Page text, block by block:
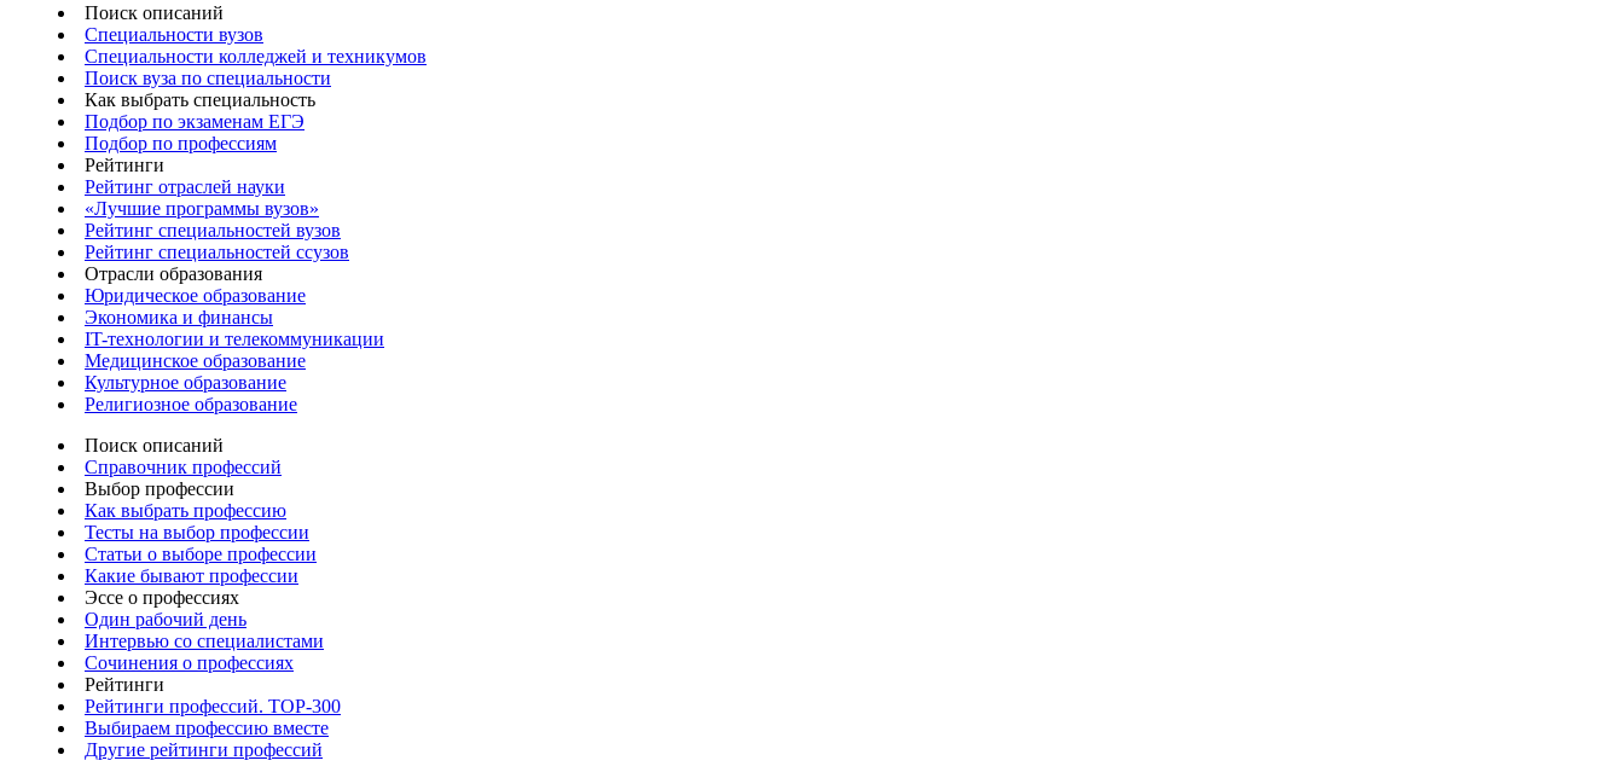
Поиск описаний
Специальности вузов
Специальности колледжей и техникумов
Поиск вуза по специальности
Как выбрать специальность
Подбор по экзаменам ЕГЭ
Подбор по профессиям
Рейтинги
Рейтинг отраслей науки
«Лучшие программы вузов»
Рейтинг специальностей вузов
Рейтинг специальностей ссузов
Отрасли образования
Юридическое образование
Экономика и финансы
IT-технологии и телекоммуникации
Медицинское образование
Культурное образование
Религиозное образование
Поиск описаний
Справочник профессий
Выбор профессии
Как выбрать профессию
Тесты на выбор профессии
Статьи о выборе профессии
Какие бывают профессии
Эссе о профессиях
Один рабочий день
Интервью со специалистами
Сочинения о профессиях
Рейтинги
Рейтинги профессий. TOP-300
Выбираем профессию вместе
Другие рейтинги профессий